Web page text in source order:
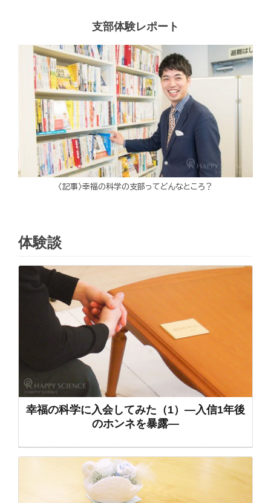
支部体験レポート
〈記事〉幸福の科学の支部ってどんなところ？
体験談
幸福の科学に入会してみた（1）―入信1年後
のホンネを暴露―